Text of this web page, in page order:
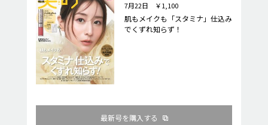
7月22日 ￥1,100
肌もメイクも「スタミナ」仕込み
でくずれ知らず！
最新号を購入する